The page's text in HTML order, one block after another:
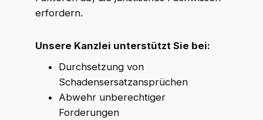
erfordern.
Unsere Kanzlei unterstützt Sie bei:
Durchsetzung von
Schadensersatzansprüchen
Abwehr unberechtiger
Forderungen